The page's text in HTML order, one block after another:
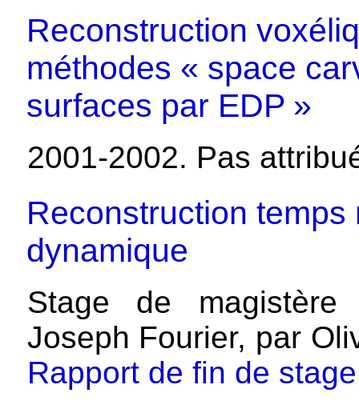
Reconstruction
méthodes « space
surfaces par EDP »
2001-2002. Pas
Reconstruction
dynamique
Stage de magistère
Joseph Fourier, par
Rapport de fin de stage